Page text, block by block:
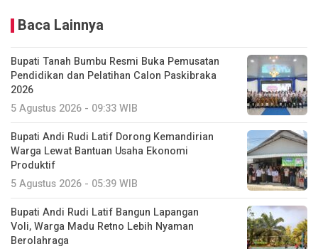
Baca Lainnya
Bupati Tanah Bumbu Resmi Buka Pemusatan
Pendidikan dan Pelatihan Calon Paskibraka
2026
5 Agustus 2026 - 09:33 WIB
Bupati Andi Rudi Latif Dorong Kemandirian
Warga Lewat Bantuan Usaha Ekonomi
Produktif
5 Agustus 2026 - 05:39 WIB
Bupati Andi Rudi Latif Bangun Lapangan
Voli, Warga Madu Retno Lebih Nyaman
Berolahraga